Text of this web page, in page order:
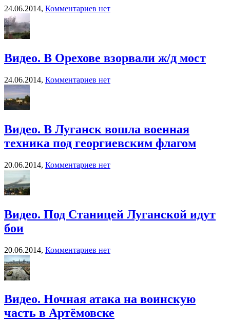
24.06.2014, Комментариев нет
Видео. В Орехове взорвали ж/д мост
24.06.2014, Комментариев нет
Видео. В Луганск вошла военная
техника под георгиевским флагом
20.06.2014, Комментариев нет
Видео. Под Станицей Луганской идут
бои
20.06.2014, Комментариев нет
Видео. Ночная атака на воинскую
часть в Артёмовске